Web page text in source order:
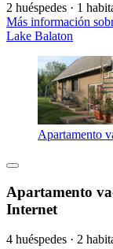
2 huéspedes · 1
Más información
Lake Balaton
Apartamento
Apartamento
Internet
4 huéspedes · 2